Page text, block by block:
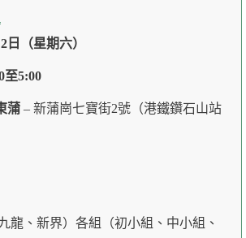
日（星期六）
至5:00
蒲 – 新蒲崗七寶街2號（港鐵鑽石山站
龍、新界）各組（初小組、中小組、